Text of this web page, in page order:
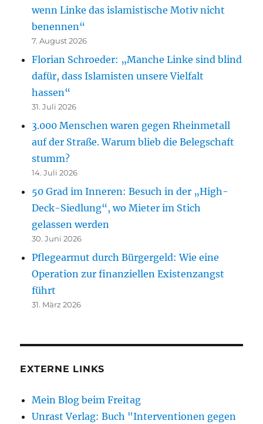
wenn Linke das islamistische Motiv nicht
benennen“
7. August 2026
Florian Schroeder: „Manche Linke sind blind
dafür, dass Islamisten unsere Vielfalt
hassen“
31. Juli 2026
3.000 Menschen waren gegen Rheinmetall
auf der Straße. Warum blieb die Belegschaft
stumm?
14. Juli 2026
50 Grad im Inneren: Besuch in der „High-
Deck-Siedlung“, wo Mieter im Stich
gelassen werden
30. Juni 2026
Pflegearmut durch Bürgergeld: Wie eine
Operation zur finanziellen Existenzangst
führt
31. März 2026
EXTERNE LINKS
Mein Blog beim Freitag
Unrast Verlag: Buch "Interventionen gegen